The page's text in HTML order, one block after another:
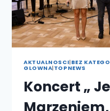
AKTUALNOSCI|BEZ
GLOWNA|TOPNEWS
Koncert „